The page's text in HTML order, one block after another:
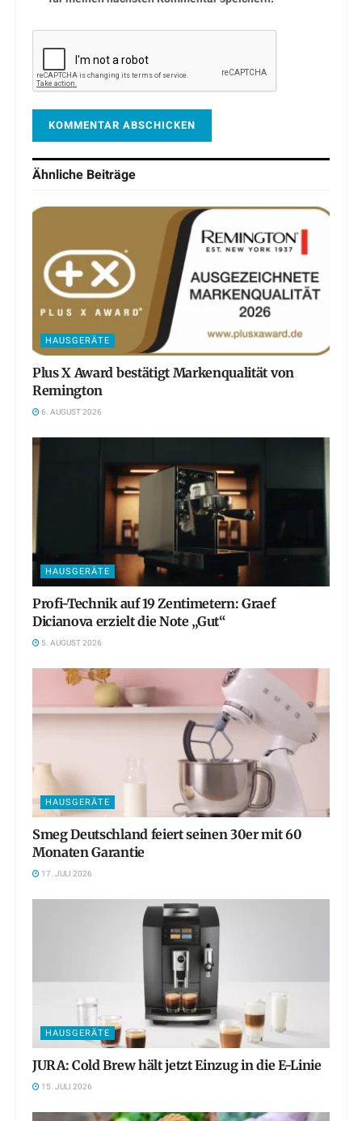
Ähnliche Beiträge
HAUSGERÄTE
Plus X Award bestätigt Markenqualität von
Remington
6. AUGUST 2026
HAUSGERÄTE
Profi-Technik auf 19 Zentimetern: Graef
Dicianova erzielt die Note „Gut“
5. AUGUST 2026
HAUSGERÄTE
Smeg Deutschland feiert seinen 30er mit 60
Monaten Garantie
17. JULI 2026
HAUSGERÄTE
JURA: Cold Brew hält jetzt Einzug in die E-Linie
15. JULI 2026